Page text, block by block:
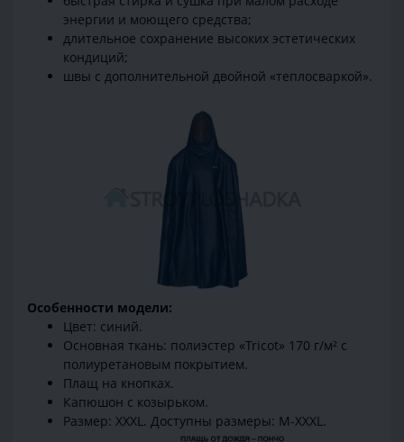
энергии и моющего средства;
длительное сохранение высоких эстетических
кондиций;
швы с дополнительной двойной «теплосваркой».
Особенности модели:
Цвет: синий.
Основная ткань: полиэстер «Tricot» 170 г/м² с
полиуретановым покрытием.
Плащ на кнопках.
Капюшон с козырьком.
Размер: XXXL. Доступны размеры: M-XXXL.